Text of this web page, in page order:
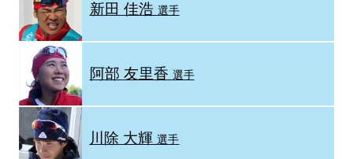
新田 佳浩 選手
阿部 友里香 選手
川除 大輝選手